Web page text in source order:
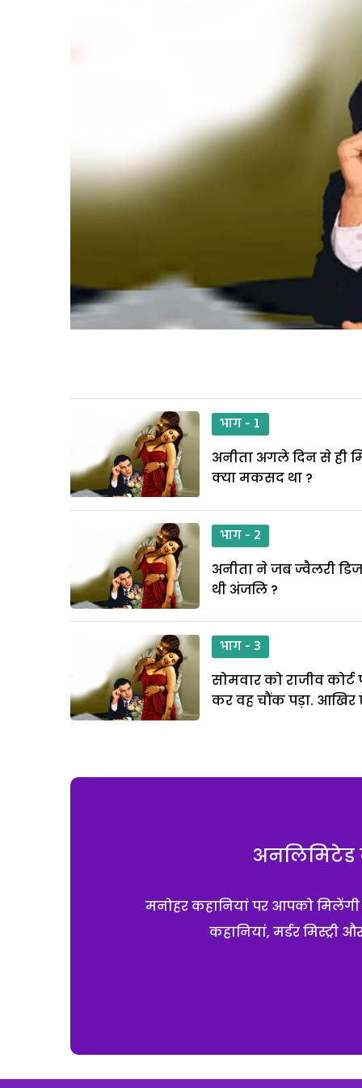
भाग - 1
अनीता अगले दिन से ही
क्या मकसद था ?
भाग - 2
अनीता ने जब ज्वैलरी
थी अंजलि ?
भाग - 3
सोमवार को राजीव
कर वह चौंक पड़ा. आखिर
अनलिमिटेड
मनोहर कहानियां पर आपको
कहानियां, मर्डर